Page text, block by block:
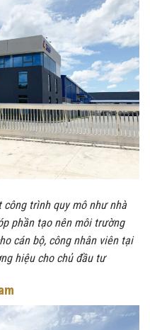
trình quy mô như nhà
phần tạo nên môi trường
cán bộ, công nhân viên tại
hiệu cho chủ đầu tư